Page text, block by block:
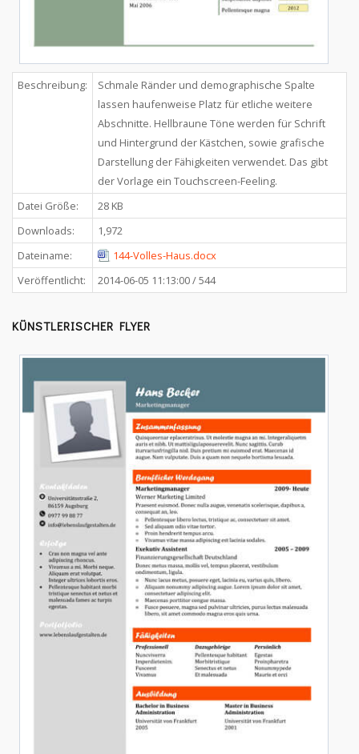
Beschreibung:
Schmale Ränder und demographische Spalte
lassen haufenweise Platz für etliche weitere
Abschnitte. Hellbraune Töne werden für Schrift
und Hintergrund der Kästchen, sowie grafische
Darstellung der Fähigkeiten verwendet. Das gibt
der Vorlage ein Touchscreen-Feeling.
Datei Größe:
28 KB
Downloads:
1,972
Dateiname:
144-Volles-Haus.docx
Veröffentlicht:
2014-06-05 11:13:00 / 544
KÜNSTLERISCHER FLYER